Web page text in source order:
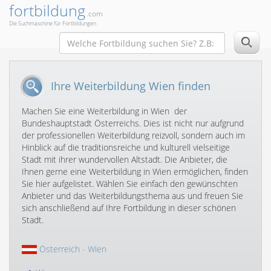
fortbildung.com
Die Suchmaschine für Fortbildungen
Ihre Weiterbildung Wien finden
Machen Sie eine Weiterbildung in Wien  der
Bundeshauptstadt Österreichs. Dies ist nicht nur aufgrund
der professionellen Weiterbildung reizvoll, sondern auch im
Hinblick auf die traditionsreiche und kulturell vielseitige
Stadt mit ihrer wundervollen Altstadt. Die Anbieter, die
Ihnen gerne eine Weiterbildung in Wien ermöglichen, finden
Sie hier aufgelistet. Wählen Sie einfach den gewünschten
Anbieter und das Weiterbildungsthema aus und freuen Sie
sich anschließend auf Ihre Fortbildung in dieser schönen
Stadt.
Österreich - Wien